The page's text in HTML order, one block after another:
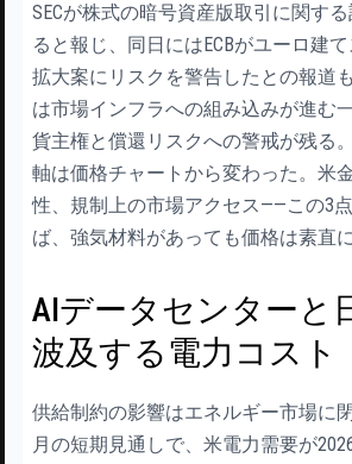
SECが株式の暗号資産版取引に関す
ると報じ、同日にはECBがユーロ建
拡大案にリスクを警告したとの報道
は市場インフラへの組み込みが進む
貨主権と償還リスクへの警戒が残る
軸は価格チャートから変わった。米
性、規制上の市場アクセス——この3
ば、強気材料があっても価格は素直
AIデータセンターと
波及する電力コスト
供給制約の影響はエネルギー市場に
月の短期見通しで、米電力需要が